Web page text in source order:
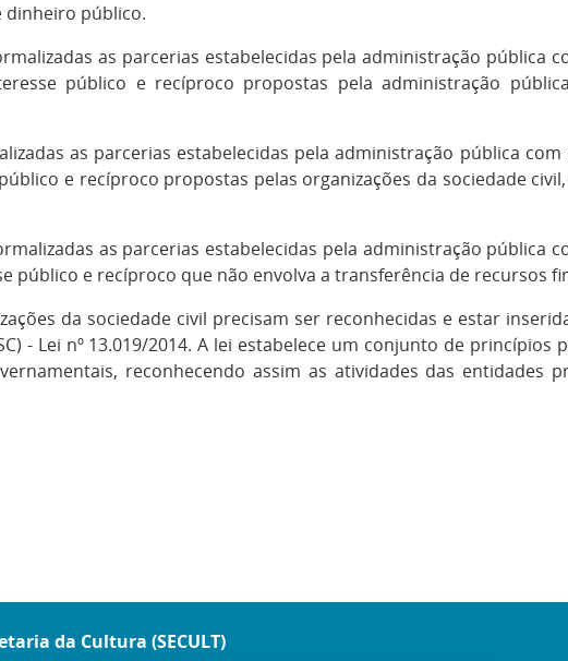
dinheiro público.
as parcerias estabelecidas pela administração pública
público e recíproco propostas pela administração
as parcerias estabelecidas pela administração pública com
e recíproco propostas pelas organizações da sociedade
as parcerias estabelecidas pela administração pública
público e recíproco que não envolva a transferência de recursos
da sociedade civil precisam ser reconhecidas e estar
- Lei nº 13.019/2014. A lei estabelece um conjunto de princípios
reconhecendo assim as atividades das entidades
da Cultura (SECULT)